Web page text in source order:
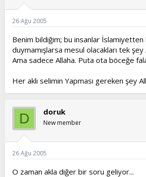
26 Ağu 2005
Benim bildiğim; bu insanlar
duymamışlarsa mesul olacakları tek şey
Ama sadece Allaha. Puta ota böceğe
Her aklı selimin Yapması gereken şey
D doruk
New member
26 Ağu 2005
O zaman akla diğer bir soru geliyor...